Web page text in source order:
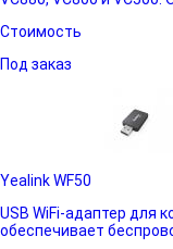
Стоимость
Под заказ
Yealink WF50
USB WiFi-адаптер для
обеспечивает